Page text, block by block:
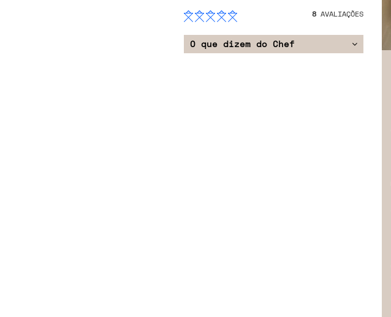
8AVALIAÇÕES
O que dizem do Chef